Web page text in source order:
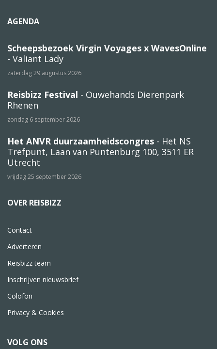
AGENDA
Scheepsbezoek Virgin Voyages x WavesOnline
- Valiant Lady
zaterdag 29 augustus 2026
Reisbizz Festival - Ouwehands Dierenpark
Rhenen
zondag 6 september 2026
Het ANVR duurzaamheidscongres - Het NS
Trefpunt, Laan van Puntenburg 100, 3511 ER
Utrecht
vrijdag 25 september 2026
OVER REISBIZZ
Contact
Adverteren
Reisbizz team
Inschrijven nieuwsbrief
Colofon
Privacy & Cookies
VOLG ONS